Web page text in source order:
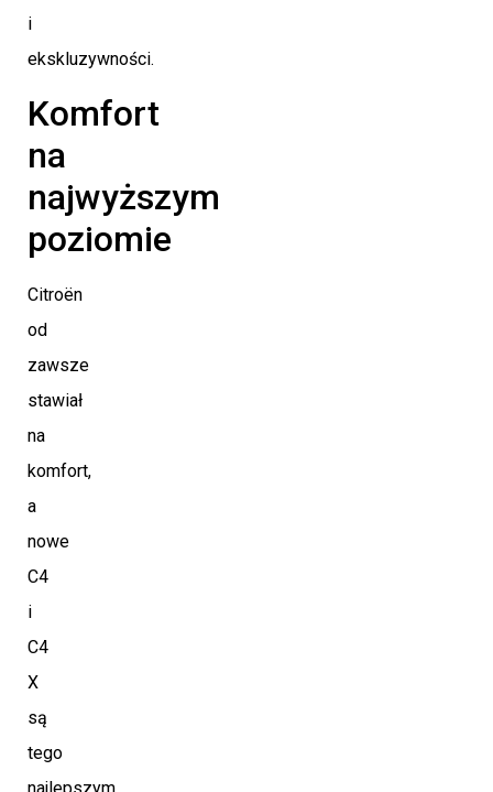
i
ekskluzywności.
Komfort
na
najwyższym
poziomie
Citroën
od
zawsze
stawiał
na
komfort,
a
nowe
C4
i
C4
X
są
tego